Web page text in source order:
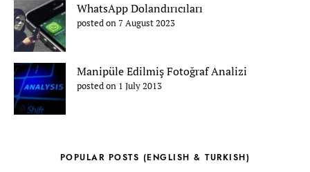
WhatsApp Dolandırıcıları
posted on 7 August 2023
Manipüle Edilmiş Fotoğraf Analizi
posted on 1 July 2013
POPULAR POSTS (ENGLISH & TURKISH)